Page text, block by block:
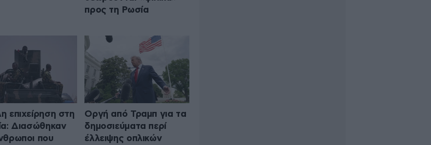
προς τη Ρωσία
επιχείρηση στη
Διασώθηκαν
που
Οργή από Τραμπ για τα
δημοσιεύματα περί
έλλειψης οπλικών